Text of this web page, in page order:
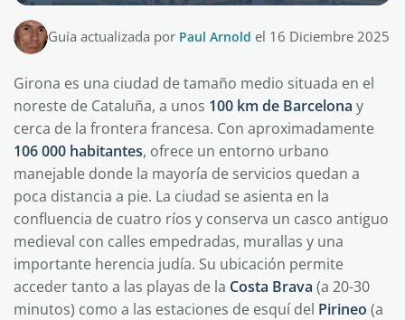
Guía actualizada por Paul Arnold el 16 Diciembre 2025
Girona es una ciudad de tamaño medio situada en el
noreste de Cataluña, a unos 100 km de Barcelona y
cerca de la frontera francesa. Con aproximadamente
106 000 habitantes, ofrece un entorno urbano
manejable donde la mayoría de servicios quedan a
poca distancia a pie. La ciudad se asienta en la
confluencia de cuatro ríos y conserva un casco antiguo
medieval con calles empedradas, murallas y una
importante herencia judía. Su ubicación permite
acceder tanto a las playas de la Costa Brava (a 20-30
minutos) como a las estaciones de esquí del Pirineo (a